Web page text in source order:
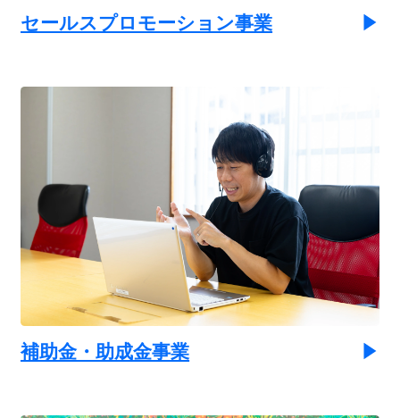
セールスプロモーション事業
補助金・助成金事業